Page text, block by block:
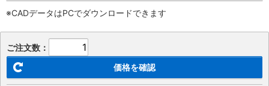
※CADデータはPCでダウンロードできます
ご注文数：
価格を確認